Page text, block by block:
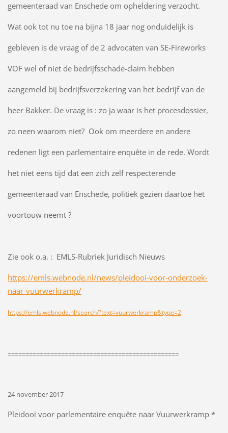
gemeenteraad van Enschede om opheldering verzocht.
Wat ook tot nu toe na bijna 18 jaar nog onduidelijk is
gebleven is de vraag of de 2 advocaten van SE-Fireworks
VOF wel of niet de bedrijfsschade-claim hebben
aangemeld bij bedrijfsverzekering van het bedrijf van de
heer Bakker. De vraag is : zo ja waar is het procesdossier,
zo neen waarom niet? Ook om meerdere en andere
redenen ligt een parlementaire enquête in de rede. Wordt
het niet eens tijd dat een zich zelf respecterende
gemeenteraad van Enschede, politiek gezien daartoe het
voortouw neemt ?
Zie ook o.a. : EMLS-Rubriek Juridisch Nieuws
https://emls.webnode.nl/news/pleidooi-voor-onderzoek-
naar-vuurwerkramp/
https://emls.webnode.nl/search/?text=vuurwerkramp&type=2
================================================
24 november 2017
Pleidooi voor parlementaire enquête naar Vuurwerkramp *